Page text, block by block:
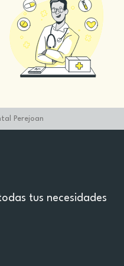
Perejoan
tus necesidades